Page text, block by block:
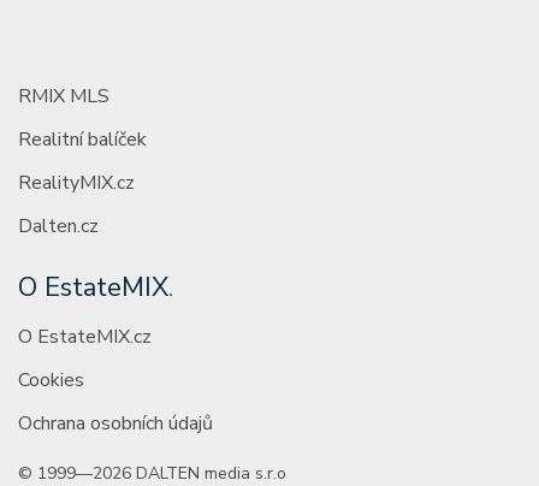
RMIX MLS
Realitní balíček
RealityMIX.cz
Dalten.cz
O EstateMIX.
O EstateMIX.cz
Cookies
Ochrana osobních údajů
© 1999—2026 DALTEN media s.r.o